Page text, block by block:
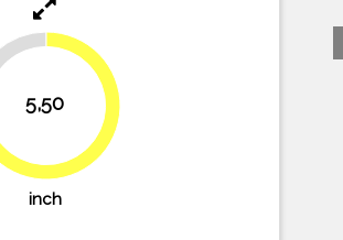
5,50
23.6%
76.4%
inch